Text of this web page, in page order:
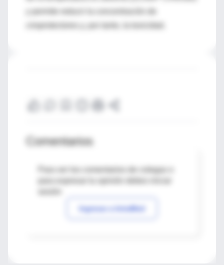
Comentarios
Para ver los comentarios de colegas o
Ingresar a IntraMed